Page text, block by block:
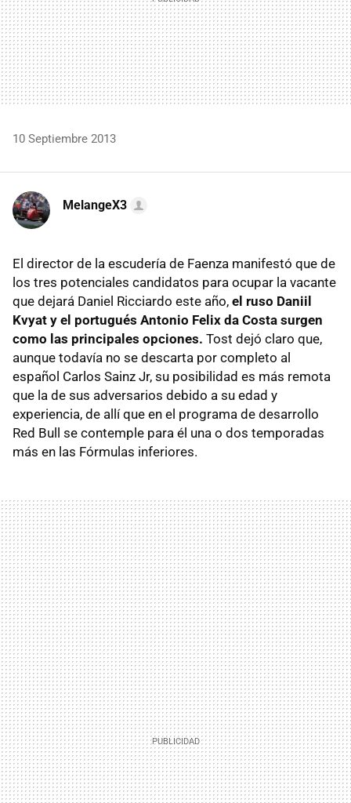
10 Septiembre 2013
MelangeX3
El director de la escudería de Faenza manifestó que de
los tres potenciales candidatos para ocupar la vacante
que dejará Daniel Ricciardo este año, el ruso Daniil
Kvyat y el portugués Antonio Felix da Costa surgen
como las principales opciones. Tost dejó claro que,
aunque todavía no se descarta por completo al
español Carlos Sainz Jr, su posibilidad es más remota
que la de sus adversarios debido a su edad y
experiencia, de allí que en el programa de desarrollo
Red Bull se contemple para él una o dos temporadas
más en las Fórmulas inferiores.